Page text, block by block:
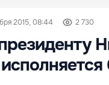
2015, 08:44 2 730